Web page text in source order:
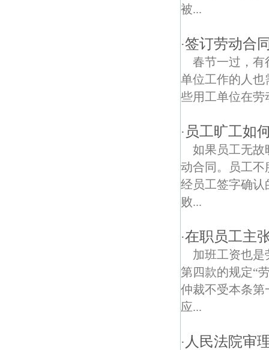
被...
·签订劳动合
春节一过，有
单位工作的人也
些用工单位在
· 员工旷工如
如果员工无故
动合同。员工不
经员工签字确认
败...
·在职员工主
加班工资也
第四款的规定“
仲裁不受本条第
应...
· 人民法院审